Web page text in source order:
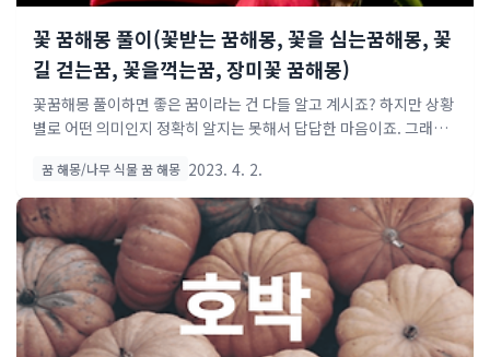
꽃 꿈해몽 풀이(꽃받는 꿈해몽, 꽃을 심는꿈해몽, 꽃
길 걷는꿈, 꽃을꺽는꿈, 장미꽃 꿈해몽)
꽃꿈해몽 풀이하면 좋은 꿈이라는 건 다들 알고 계시죠? 하지만 상황
별로 어떤 의미인지 정확히 알지는 못해서 답답한 마음이죠. 그래서
개 해드리는 꽃꿈 해몽 풀이 진행 해보려 합니다. 여러 가지 상황에 따
라 의미가 달라지는 점 참조하셔서 보시면 좋겠습니다. h2: 사람들이
가장 많이 찾는 꽃꿈 해몽 어떤 의미가 있는지 알아보겠습니다. 꽃 속
에서 여자아이가 나오는 꿈 오랫동안 노력한 성과물이나 작품으로 많
은 사람들을 감동시키게 될 꿈이에요. 꽃 속에서 여자아이가 나오는
꿈은 공들여온 일에서 기대 이상의 성과를 얻게 될 것을 의미해요. 또
한 연주나 공연을 통하여 감동을 받게 될 일이 생길 것인데 이로 인해
마음의 안정을 찾게 되고 정..
꿈 해몽/나무 식물 꿈 해몽 2023. 4. 2.